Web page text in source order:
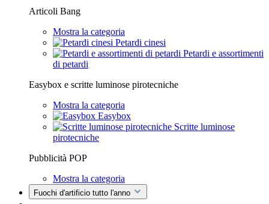
Articoli Bang
Mostra la categoria
Petardi cinesi
Petardi e assortimenti
di petardi
Easybox e scritte luminose pirotecniche
Mostra la categoria
Easybox
Scritte luminose
pirotecniche
Pubblicità POP
Mostra la categoria
Fuochi d'artificio tutto l'anno